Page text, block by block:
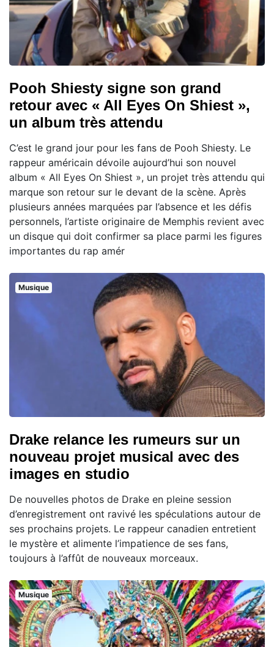
Pooh Shiesty signe son grand
retour avec « All Eyes On Shiest »,
un album très attendu
C’est le grand jour pour les fans de Pooh Shiesty. Le
rappeur américain dévoile aujourd’hui son nouvel
album « All Eyes On Shiest », un projet très attendu qui
marque son retour sur le devant de la scène. Après
plusieurs années marquées par l’absence et les défis
personnels, l’artiste originaire de Memphis revient avec
un disque qui doit confirmer sa place parmi les figures
importantes du rap amér
Musique
Drake relance les rumeurs sur un
nouveau projet musical avec des
images en studio
De nouvelles photos de Drake en pleine session
d’enregistrement ont ravivé les spéculations autour de
ses prochains projets. Le rappeur canadien entretient
le mystère et alimente l’impatience de ses fans,
toujours à l’affût de nouveaux morceaux.
Musique